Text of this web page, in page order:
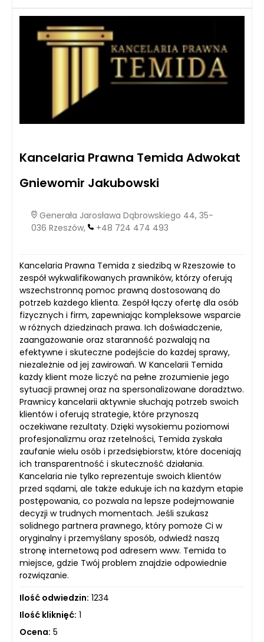
Kancelaria Prawna Temida Adwokat
Gniewomir Jakubowski
Generała Jarosława Dąbrowskiego 44, 35-
036 Rzeszów,
+48 724 474 493
Kancelaria Prawna Temida z siedzibą w Rzeszowie to
zespół wykwalifikowanych prawników, którzy oferują
wszechstronną pomoc prawną dostosowaną do
potrzeb każdego klienta. Zespół łączy ofertę dla osób
fizycznych i firm, zapewniając kompleksowe wsparcie
w różnych dziedzinach prawa. Ich doświadczenie,
zaangażowanie oraz staranność pozwalają na
efektywne i skuteczne podejście do każdej sprawy,
niezależnie od jej zawirowań. W Kancelarii Temida
każdy klient może liczyć na pełne zrozumienie jego
sytuacji prawnej oraz na spersonalizowane doradztwo.
Prawnicy kancelarii aktywnie słuchają potrzeb swoich
klientów i oferują strategie, które przynoszą
oczekiwane rezultaty. Dzięki wysokiemu poziomowi
profesjonalizmu oraz rzetelności, Temida zyskała
zaufanie wielu osób i przedsiębiorstw, które doceniają
ich transparentność i skuteczność działania.
Kancelaria nie tylko reprezentuje swoich klientów
przed sądami, ale także edukuje ich na każdym etapie
postępowania, co pozwala na lepsze podejmowanie
decyzji w trudnych momentach. Jeśli szukasz
solidnego partnera prawnego, który pomoże Ci w
oryginalny i przemyślany sposób, odwiedź naszą
stronę internetową pod adresem www. Temida to
miejsce, gdzie Twój problem znajdzie odpowiednie
rozwiązanie.
Ilość odwiedzin: 1234
Ilość kliknięć: 1
Ocena: 5